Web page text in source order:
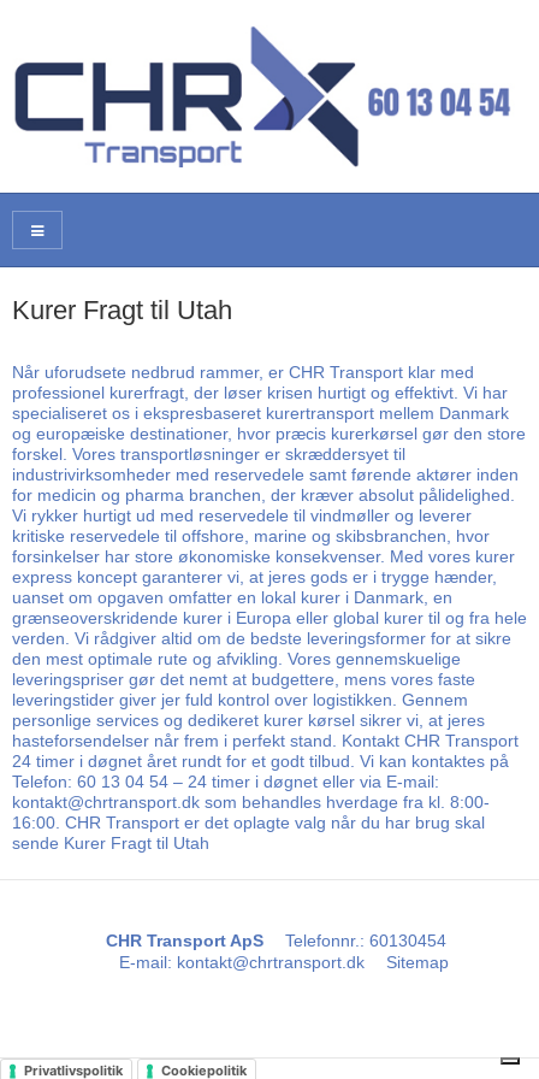
Kurer Fragt til Utah
Når uforudsete nedbrud rammer, er CHR Transport klar med
professionel kurerfragt, der løser krisen hurtigt og effektivt. Vi har
specialiseret os i ekspresbaseret kurertransport mellem Danmark
og europæiske destinationer, hvor præcis kurerkørsel gør den store
forskel. Vores transportløsninger er skræddersyet til
industrivirksomheder med reservedele samt førende aktører inden
for medicin og pharma branchen, der kræver absolut pålidelighed.
Vi rykker hurtigt ud med reservedele til vindmøller og leverer
kritiske reservedele til offshore, marine og skibsbranchen, hvor
forsinkelser har store økonomiske konsekvenser. Med vores kurer
express koncept garanterer vi, at jeres gods er i trygge hænder,
uanset om opgaven omfatter en lokal kurer i Danmark, en
grænseoverskridende kurer i Europa eller global kurer til og fra hele
verden. Vi rådgiver altid om de bedste leveringsformer for at sikre
den mest optimale rute og afvikling. Vores gennemskuelige
leveringspriser gør det nemt at budgettere, mens vores faste
leveringstider giver jer fuld kontrol over logistikken. Gennem
personlige services og dedikeret kurer kørsel sikrer vi, at jeres
hasteforsendelser når frem i perfekt stand. Kontakt CHR Transport
24 timer i døgnet året rundt for et godt tilbud. Vi kan kontaktes på
Telefon: 60 13 04 54 – 24 timer i døgnet eller via E-mail:
kontakt@chrtransport.dk som behandles hverdage fra kl. 8:00-
16:00. CHR Transport er det oplagte valg når du har brug skal
sende Kurer Fragt til Utah
CHR Transport ApS Telefonnr.: 60130454
E-mail: kontakt@chrtransport.dk Sitemap
Privatlivspolitik Cookiepolitik